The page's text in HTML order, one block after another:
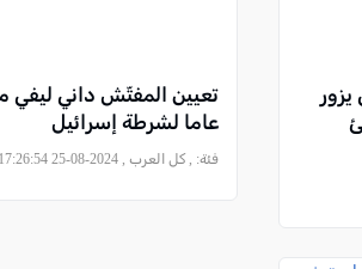
تعيين المفتّش داني ليفي
عاما لشرطة إسرائيل
فئة: , كل العرب , 2024-08-25 17:26:54